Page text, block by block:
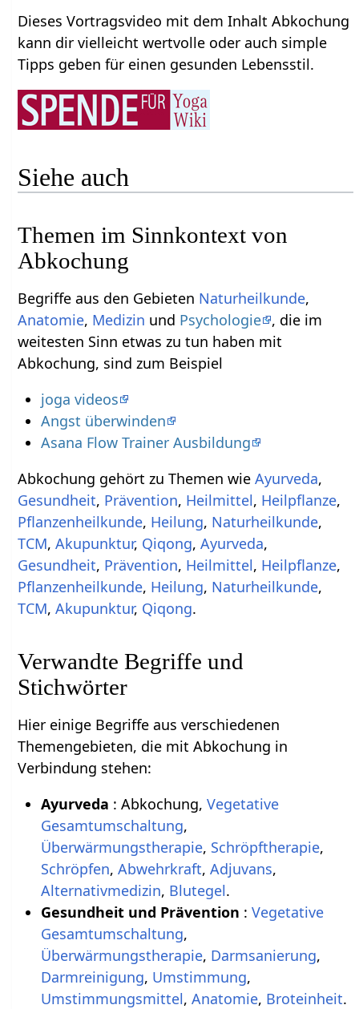
Dieses Vortragsvideo mit dem Inhalt Abkochung
kann dir vielleicht wertvolle oder auch simple
Tipps geben für einen gesunden Lebensstil.
Siehe auch
Themen im Sinnkontext von
Abkochung
Begriffe aus den Gebieten Naturheilkunde,
Anatomie, Medizin und Psychologie , die im
weitesten Sinn etwas zu tun haben mit
Abkochung, sind zum Beispiel
joga videos
Angst überwinden
Asana Flow Trainer Ausbildung
Abkochung gehört zu Themen wieAyurveda,
Gesundheit, Prävention, Heilmittel, Heilpflanze,
Pflanzenheilkunde, Heilung, Naturheilkunde,
TCM,Akupunktur, Qiqong,Ayurveda,
Gesundheit, Prävention, Heilmittel, Heilpflanze,
Pflanzenheilkunde, Heilung, Naturheilkunde,
TCM,Akupunktur, Qiqong.
Verwandte Begriffe und
Stichwörter
Hier einige Begriffe aus verschiedenen
Themengebieten, die mit Abkochung in
Verbindung stehen:
Ayurveda : Abkochung, Vegetative
Gesamtumschaltung,
Überwärmungstherapie, Schröpftherapie,
Schröpfen, Abwehrkraft, Adjuvans,
Alternativmedizin, Blutegel.
Gesundheit und Prävention : Vegetative
Gesamtumschaltung,
Überwärmungstherapie, Darmsanierung,
Darmreinigung, Umstimmung,
Umstimmungsmittel, Anatomie, Broteinheit.